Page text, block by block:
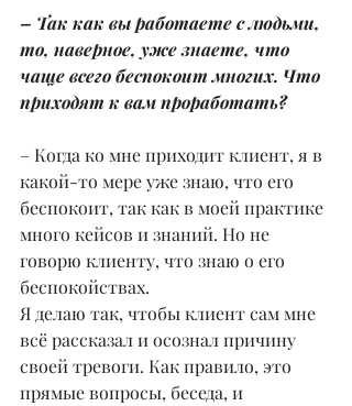
– Так как вы работаете с людьми,
то, наверное, уже знаете, что
чаще всего беспокоит многих. Что
приходят к вам проработать?
– Когда ко мне приходит клиент, я в
какой-то мере уже знаю, что его
беспокоит, так как в моей практике
много кейсов и знаний. Но не
говорю клиенту, что знаю о его
беспокойствах.
Я делаю так, чтобы клиент сам мне
всё рассказал и осознал причину
своей тревоги. Как правило, это
прямые вопросы, беседа, и